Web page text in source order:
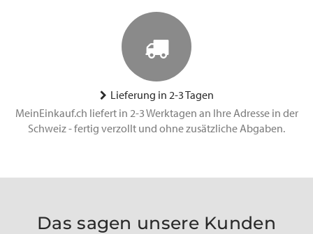
Lieferung in 2-3 Tagen
MeinEinkauf.ch liefert in 2-3 Werktagen an Ihre Adresse in der
Schweiz - fertig verzollt und ohne zusätzliche Abgaben.
Das sagen unsere Kunden